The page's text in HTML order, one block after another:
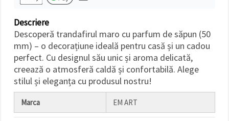
Descriere
Descoperă trandafirul maro cu parfum de săpun (50
mm) – o decorațiune ideală pentru casă și un cadou
perfect. Cu designul său unic și aroma delicată,
creează o atmosferă caldă și confortabilă. Alege
stilul și eleganța cu produsul nostru!
Marca EM ART